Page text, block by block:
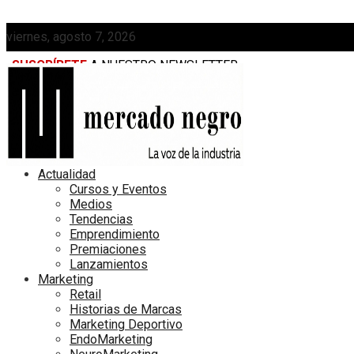
viernes, agosto 7, 2026
SUSCRÍBETE A NUESTRO NEWSLETTER
MEDIAKIT
Actualidad
Cursos y Eventos
Medios
Tendencias
Emprendimiento
Premiaciones
Lanzamientos
Marketing
Retail
Historias de Marcas
Marketing Deportivo
EndoMarketing